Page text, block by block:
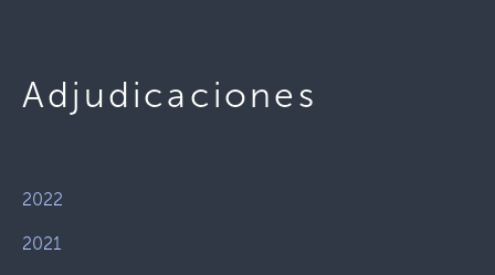
Adjudicaciones
2022
2021